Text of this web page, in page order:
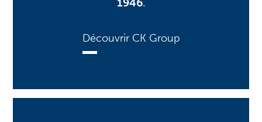
1946.
Découvrir CK Group